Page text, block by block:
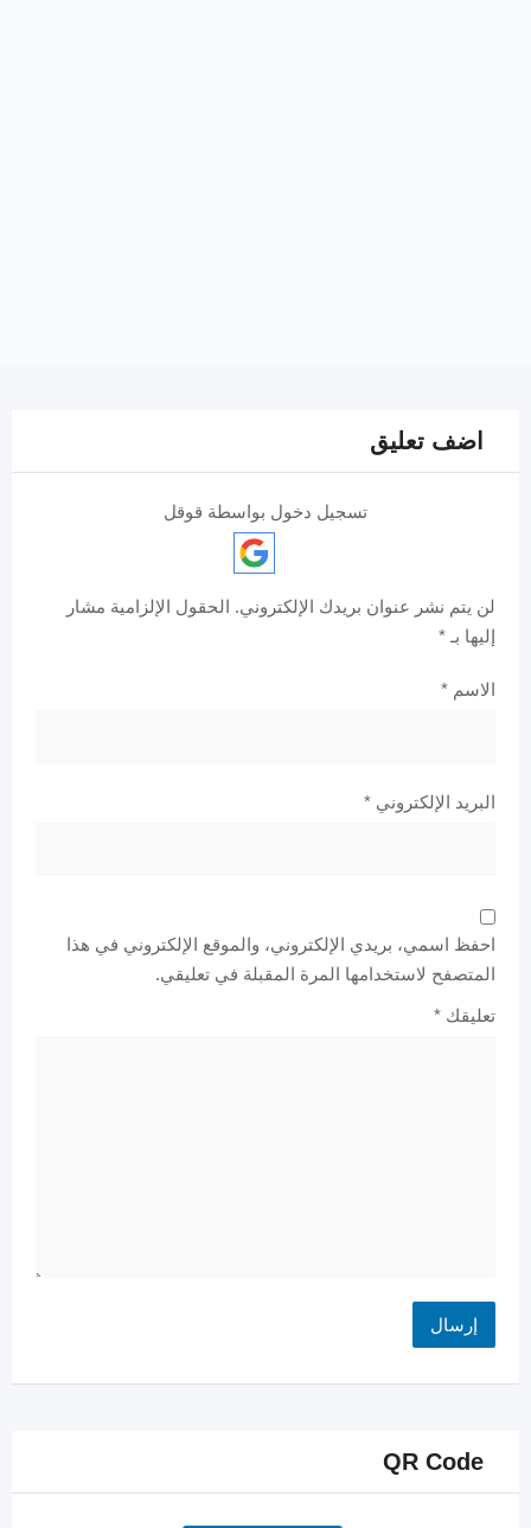
اضف تعليق
تسجيل دخول بواسطة قوقل
لن يتم نشر عنوان بريدك الإلكتروني. الحقول الإلزامية مشار
إليها بـ *
الاسم *
البريد الإلكتروني *
احفظ اسمي، بريدي الإلكتروني، والموقع الإلكتروني في هذا
المتصفح لاستخدامها المرة المقبلة في تعليقي.
تعليقك *
QR Code